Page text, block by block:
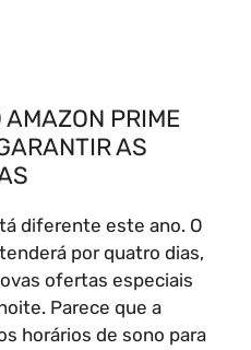
AMAZON PRIME
AS
diferente este ano. O
por quatro dias,
ofertas especiais
Parece que a
horários de sono para